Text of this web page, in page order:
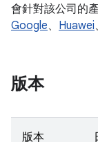
會針對該公司的
Google、 Huawei、
版本
版本